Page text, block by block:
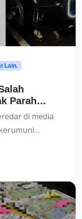
Lain.
Parah
di media
merusak